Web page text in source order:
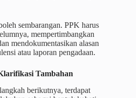
sembarangan. PPK harus
mempertimbangkan
mendokumentasikan alasan
atau laporan pengadaan.
Tambahan
berikutnya, terdapat